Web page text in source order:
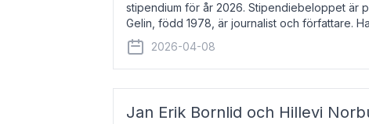
stipendium för år 2026. Stipendiebeloppet är
Gelin, född 1978, är journalist och författare.
men var under många år bosat
2026-04-08
Jan Erik Bornlid och Hillevi